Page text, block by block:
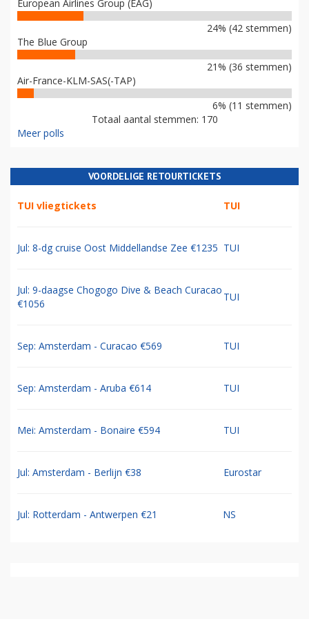
European Airlines Group (EAG)
24% (42 stemmen)
The Blue Group
21% (36 stemmen)
Air-France-KLM-SAS(-TAP)
6% (11 stemmen)
Totaal aantal stemmen: 170
Meer polls
VOORDELIGE RETOURTICKETS
TUI vliegtickets TUI
Jul: 8-dg cruise Oost Middellandse Zee €1235 TUI
Jul: 9-daagse Chogogo Dive & Beach Curacao
€1056
TUI
Sep: Amsterdam - Curacao €569 TUI
Sep: Amsterdam - Aruba €614 TUI
Mei: Amsterdam - Bonaire €594 TUI
Jul: Amsterdam - Berlijn €38 Eurostar
Jul: Rotterdam - Antwerpen €21 NS